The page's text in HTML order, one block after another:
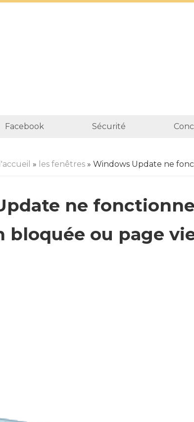
Facebook Sécurité
» les fenêtres» Windows Update ne
ne
bloquée ou page